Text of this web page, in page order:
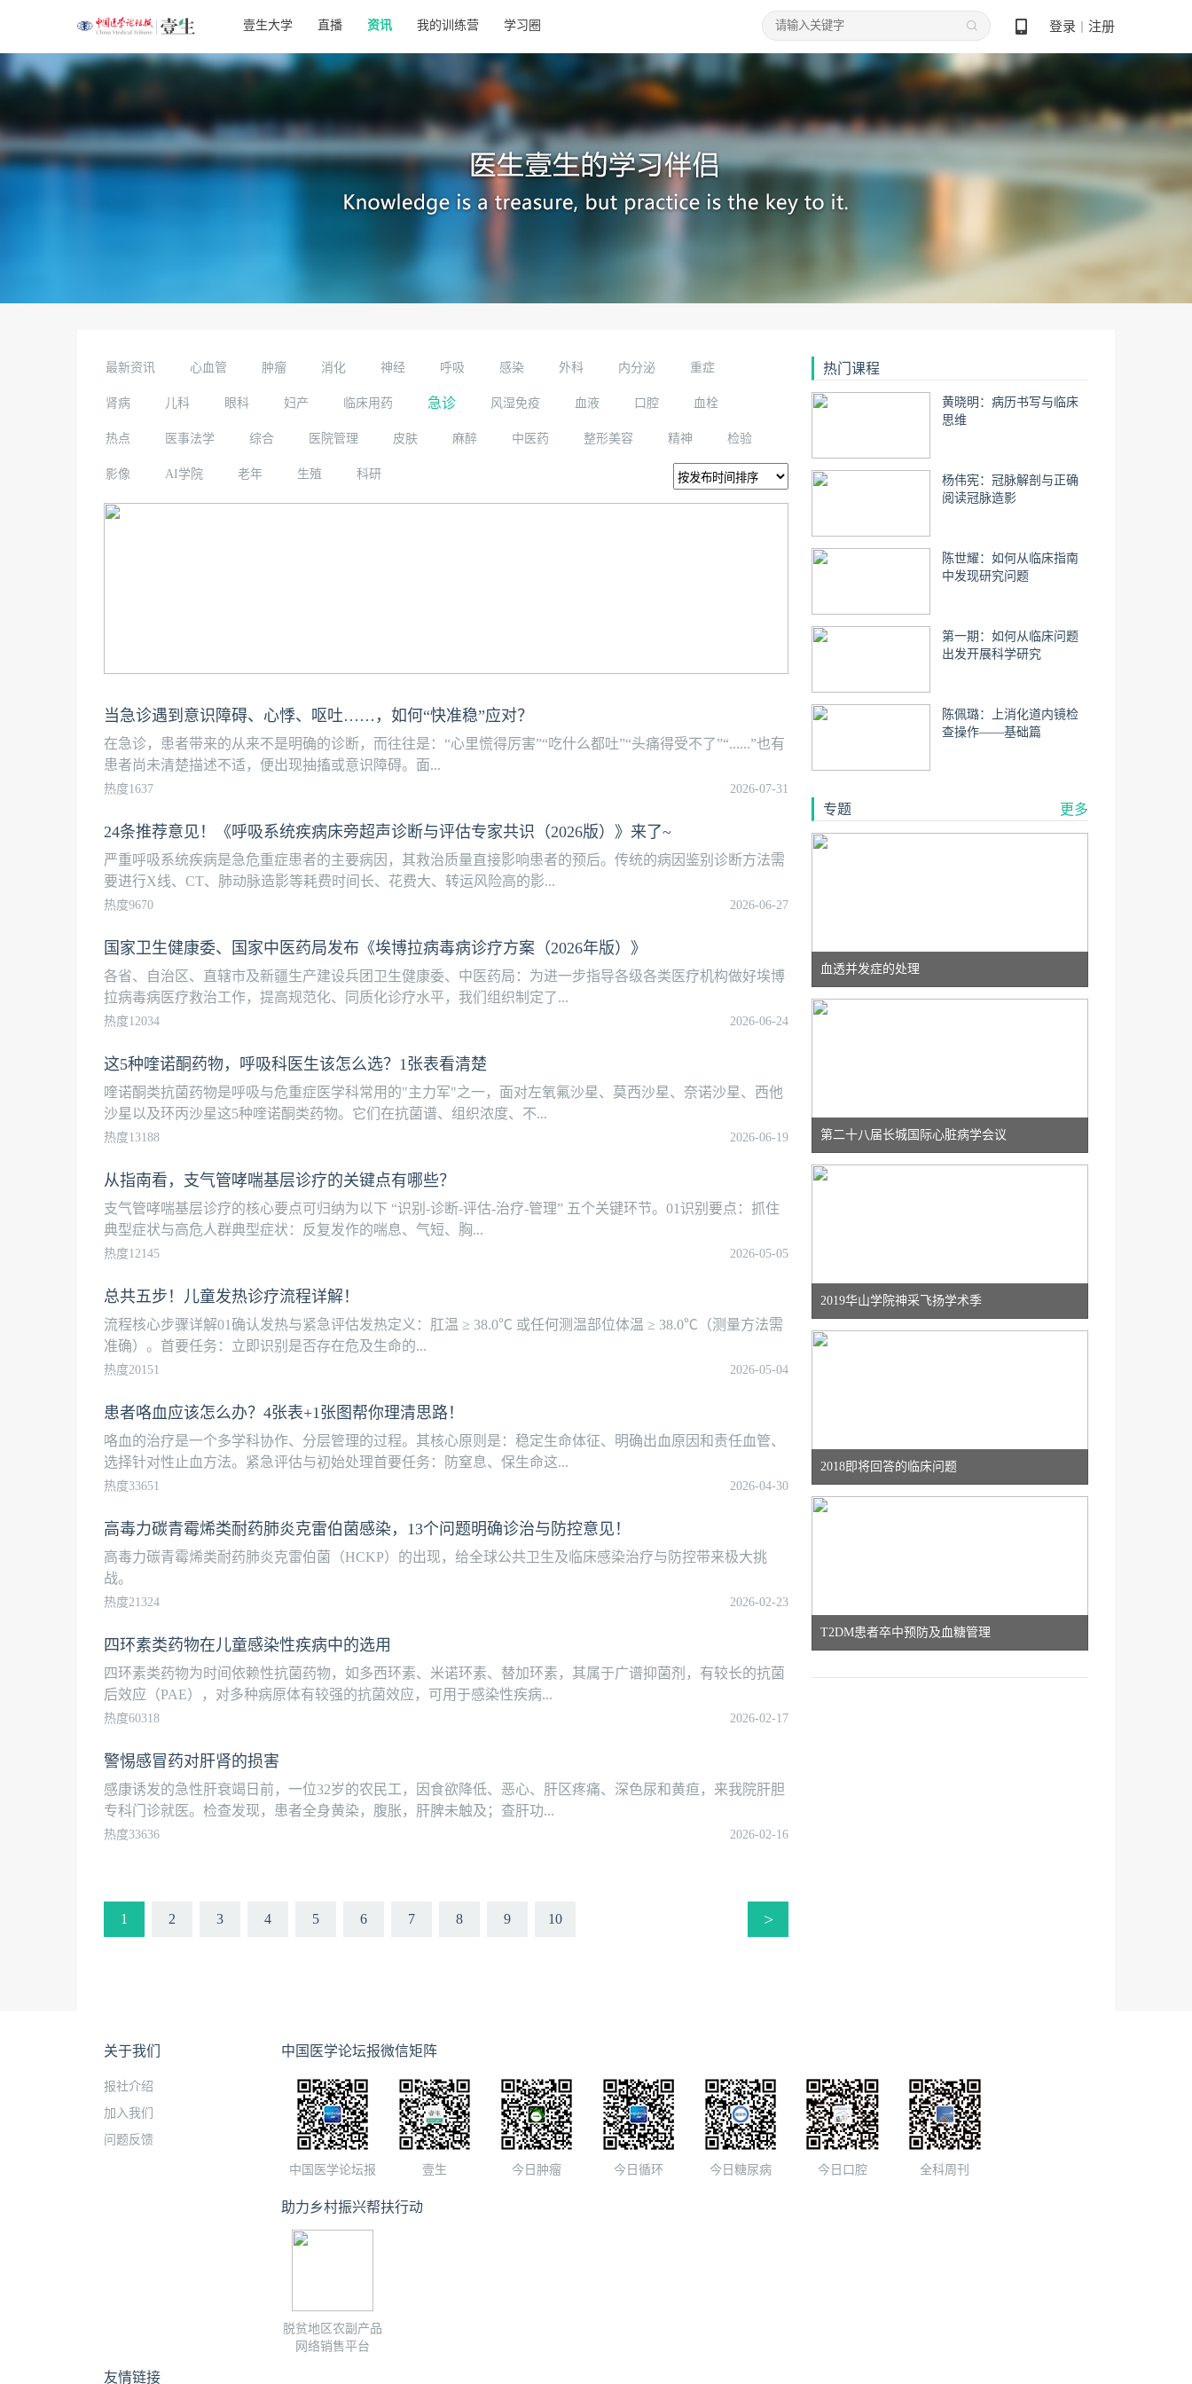
壹生大学 直播 资讯 我的训练营 学习圈 登录 注册
最新资讯 心血管 肿瘤 消化 神经 呼吸 感染 外科 内分泌 重症
肾病 儿科 眼科 妇产 临床用药 急诊 风湿免疫 血液 口腔 血栓
热点 医事法学 综合 医院管理 皮肤 麻醉 中医药 整形美容 精神 检验
影像 AI学院 老年 生殖 科研
当急诊遇到意识障碍、心悸、呕吐……，如何“快准稳”应对？
在急诊，患者带来的从来不是明确的诊断，而往往是：“心里慌得厉害”“吃什么都吐”“头痛得受不了”“......”也有
患者尚未清楚描述不适，便出现抽搐或意识障碍。面...
热度1637 2026-07-31
24条推荐意见！《呼吸系统疾病床旁超声诊断与评估专家共识（2026版）》来了~
严重呼吸系统疾病是急危重症患者的主要病因，其救治质量直接影响患者的预后。传统的病因鉴别诊断方法需
要进行X线、CT、肺动脉造影等耗费时间长、花费大、转运风险高的影...
热度9670 2026-06-27
国家卫生健康委、国家中医药局发布《埃博拉病毒病诊疗方案（2026年版）》
各省、自治区、直辖市及新疆生产建设兵团卫生健康委、中医药局：为进一步指导各级各类医疗机构做好埃博
拉病毒病医疗救治工作，提高规范化、同质化诊疗水平，我们组织制定了...
热度12034 2026-06-24
这5种喹诺酮药物，呼吸科医生该怎么选？1张表看清楚
喹诺酮类抗菌药物是呼吸与危重症医学科常用的"主力军"之一，面对左氧氟沙星、莫西沙星、奈诺沙星、西他
沙星以及环丙沙星这5种喹诺酮类药物。它们在抗菌谱、组织浓度、不...
热度13188 2026-06-19
从指南看，支气管哮喘基层诊疗的关键点有哪些？
支气管哮喘基层诊疗的核心要点可归纳为以下 “识别-诊断-评估-治疗-管理” 五个关键环节。01识别要点：抓住
典型症状与高危人群典型症状：反复发作的喘息、气短、胸...
热度12145 2026-05-05
总共五步！儿童发热诊疗流程详解！
流程核心步骤详解01确认发热与紧急评估发热定义：肛温 ≥ 38.0℃ 或任何测温部位体温 ≥ 38.0℃（测量方法需
准确）。首要任务：立即识别是否存在危及生命的...
热度20151 2026-05-04
患者咯血应该怎么办？4张表+1张图帮你理清思路！
咯血的治疗是一个多学科协作、分层管理的过程。其核心原则是：稳定生命体征、明确出血原因和责任血管、
选择针对性止血方法。紧急评估与初始处理首要任务：防窒息、保生命这...
热度33651 2026-04-30
高毒力碳青霉烯类耐药肺炎克雷伯菌感染，13个问题明确诊治与防控意见！
高毒力碳青霉烯类耐药肺炎克雷伯菌（HCKP）的出现，给全球公共卫生及临床感染治疗与防控带来极大挑
战。
热度21324 2026-02-23
四环素类药物在儿童感染性疾病中的选用
四环素类药物为时间依赖性抗菌药物，如多西环素、米诺环素、替加环素，其属于广谱抑菌剂，有较长的抗菌
后效应（PAE），对多种病原体有较强的抗菌效应，可用于感染性疾病...
热度60318 2026-02-17
警惕感冒药对肝肾的损害
感康诱发的急性肝衰竭日前，一位32岁的农民工，因食欲降低、恶心、肝区疼痛、深色尿和黄疸，来我院肝胆
专科门诊就医。检查发现，患者全身黄染，腹胀，肝脾未触及；查肝功...
热度33636 2026-02-16
1 2 3 4 5 6 7 8 9 10 >
热门课程
黄晓明：病历书写与临床
思维
杨伟宪：冠脉解剖与正确
阅读冠脉造影
陈世耀：如何从临床指南
中发现研究问题
第一期：如何从临床问题
出发开展科学研究
陈佩璐：上消化道内镜检
查操作——基础篇
专题 更多
血透并发症的处理
第二十八届长城国际心脏病学会议
2019华山学院神采飞扬学术季
2018即将回答的临床问题
T2DM患者卒中预防及血糖管理
关于我们
报社介绍
加入我们
问题反馈
中国医学论坛报微信矩阵
中国医学论坛报 壹生 今日肿瘤 今日循环 今日糖尿病 今日口腔 全科周刊
助力乡村振兴帮扶行动
脱贫地区农副产品
网络销售平台
友情链接